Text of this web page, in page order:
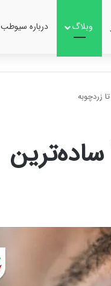
وبلاگ درباره سیوطب
ساده‌ترین